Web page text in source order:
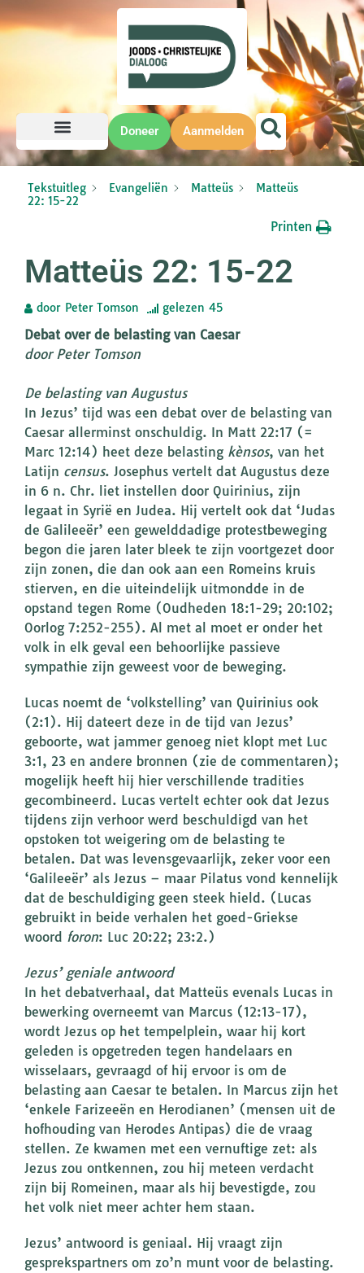
Doneer Aanmelden
Tekstuitleg Evangeliën Matteüs
Matteüs
22: 15-22
Printen
Matteüs 22: 15-22
door Peter Tomson gelezen 45
Debat over de belasting van Caesar
door Peter Tomson
De belasting van Augustus
In Jezus’ tijd was een debat over de belasting van
Caesar allerminst onschuldig. In Matt 22:17 (=
Marc 12:14) heet deze belasting kènsos, van het
Latijn census. Josephus vertelt dat Augustus deze
in 6 n. Chr. liet instellen door Quirinius, zijn
legaat in Syrië en Judea. Hij vertelt ook dat ‘Judas
de Galileeër’ een gewelddadige protestbeweging
begon die jaren later bleek te zijn voortgezet door
zijn zonen, die dan ook aan een Romeins kruis
stierven, en die uiteindelijk uitmondde in de
opstand tegen Rome (Oudheden 18:1-29; 20:102;
Oorlog 7:252-255). Al met al moet er onder het
volk in elk geval een behoorlijke passieve
sympathie zijn geweest voor de beweging.
Lucas noemt de ‘volkstelling’ van Quirinius ook
(2:1). Hij dateert deze in de tijd van Jezus’
geboorte, wat jammer genoeg niet klopt met Luc
3:1, 23 en andere bronnen (zie de commentaren);
mogelijk heeft hij hier verschillende tradities
gecombineerd. Lucas vertelt echter ook dat Jezus
tijdens zijn verhoor werd beschuldigd van het
opstoken tot weigering om de belasting te
betalen. Dat was levensgevaarlijk, zeker voor een
‘Galileeër’ als Jezus – maar Pilatus vond kennelijk
dat de beschuldiging geen steek hield. (Lucas
gebruikt in beide verhalen het goed-Griekse
woord foron: Luc 20:22; 23:2.)
Jezus’ geniale antwoord
In het debatverhaal, dat Matteüs evenals Lucas in
bewerking overneemt van Marcus (12:13-17),
wordt Jezus op het tempelplein, waar hij kort
geleden is opgetreden tegen handelaars en
wisselaars, gevraagd of hij ervoor is om de
belasting aan Caesar te betalen. In Marcus zijn het
‘enkele Farizeeën en Herodianen’ (mensen uit de
hofhouding van Herodes Antipas) die de vraag
stellen. Ze kwamen met een vernuftige zet: als
Jezus zou ontkennen, zou hij meteen verdacht
zijn bij Romeinen, maar als hij bevestigde, zou
het volk niet meer achter hem staan.
Jezus’ antwoord is geniaal. Hij vraagt zijn
gesprekspartners om zo’n munt voor de belasting.